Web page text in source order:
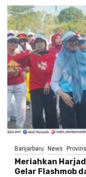
Banjarbaru News
Meriahkan
Gelar Flashmob